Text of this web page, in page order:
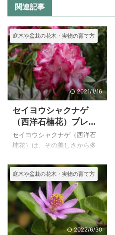
関連記事
庭木や盆栽の花木・実物の育て方
2021/1/16
セイヨウシャクナゲ
（西洋石楠花）プレジ
デント・ルーズベル
ト、サフロン・クィー
セイヨウシャクナゲ（西洋石
楠花）は、その美しさから多
育てやすい品種が多くなって
きています。 上の写真の「プ
レジデント・ルーズベルト」
代表的な西洋シャクナゲで、
とても育てやすい品種でかな
り出回っているようです。 キ
レンゲツツジはツツジよりも
庭木や盆栽の花木・実物の育て方
2022/6/30